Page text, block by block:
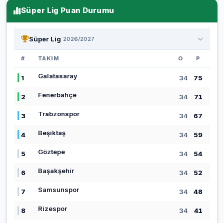
Süper Lig Puan Durumu
Süper Lig 2026/2027
# TAKIM O P
1 Galatasaray 34 75
2 Fenerbahçe 34 71
3 Trabzonspor 34 67
4 Beşiktaş 34 59
5 Göztepe 34 54
6 Başakşehir 34 52
7 Samsunspor 34 48
8 Rizespor 34 41